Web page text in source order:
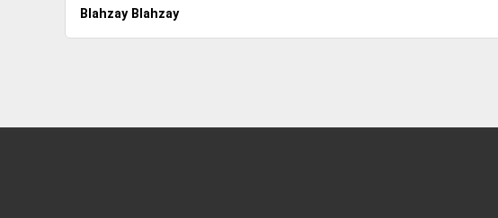
Blahzay Blahzay